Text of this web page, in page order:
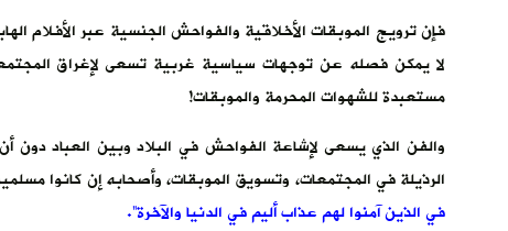
فإن ترويج الموبقات الأخلاقية والفواحش الجنسية عبر الأفلام
لا يمكن فصله عن توجهات سياسية غربية تسعى لإغراق
مستعبدة للشهوات المحرمة والموبقات!
والفن الذي يسعى لإشاعة الفواحش في البلاد وبين العباد دون
الرذيلة في المجتمعات، وتسويق الموبقات، وأصحابه إن كانوا
في الذين آمنوا لهم عذاب أليم في الدنيا والآخرة”.